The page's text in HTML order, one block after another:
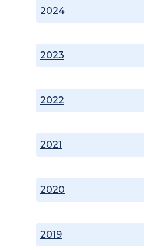
2019
2020
2021
2022
2023
2024